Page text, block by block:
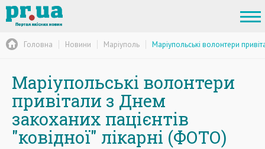
Головна Новини Маріуполь Маріупольські волонтери
Маріупольські волонтери
привітали з Днем
закоханих пацієнтів
"ковідної" лікарні (ФОТО)